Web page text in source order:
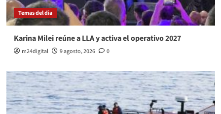
Temas del dia
Karina Milei reúne a LLA y activa el operativo 2027
m24digital 9 agosto, 2026 0